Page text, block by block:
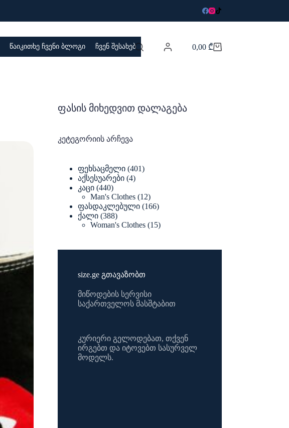
წაიკითხე ჩვენი ბლოგი ჩვენ შესახებ
Shopping
0,00 ₾
ფასის მიხედვით დალაგება
კეტეგორიის არჩევა
ფეხსაცმელი 401401
აქსესუარები 44
კაცი 440440
products
Man's Clothes 1212
products
ფასდაკლებული 166166
ქალი 388388
products
Woman's Clothes 1515
size.ge გთავაზობთ
მიწოდების სერვისი
საქართველოს მასშტაბით
კურიერი გელოდებათ, თქვენ
ირგებთ და იტოვებთ სასურველ
მოდელს.